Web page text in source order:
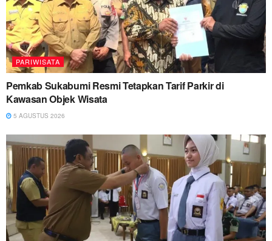
PARIWISATA
Pemkab Sukabumi Resmi Tetapkan Tarif Parkir di
Kawasan Objek Wisata
5 AGUSTUS 2026